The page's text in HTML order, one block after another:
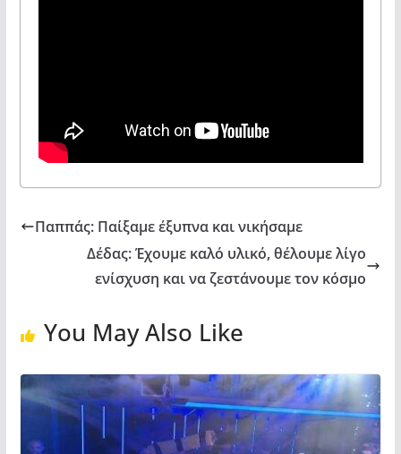
Παππάς: Παίξαμε έξυπνα και νικήσαμε
Δέδας: Έχουμε καλό υλικό, θέλουμε λίγο
ενίσχυση και να ζεστάνουμε τον κόσμο
You May Also Like